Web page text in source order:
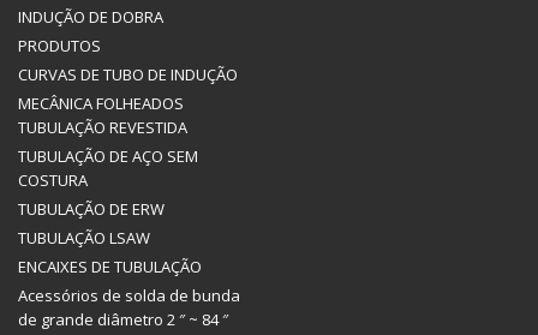
INDUÇÃO DE DOBRA
PRODUTOS
CURVAS DE TUBO DE INDUÇÃO
MECÂNICA FOLHEADOS
TUBULAÇÃO REVESTIDA
TUBULAÇÃO DE AÇO SEM
COSTURA
TUBULAÇÃO DE ERW
TUBULAÇÃO LSAW
ENCAIXES DE TUBULAÇÃO
Acessórios de solda de bunda
de grande diâmetro 2 ″ ~ 84 ″